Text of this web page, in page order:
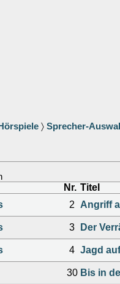
Hörspiele 〉 Sprecher-
Nr. Titel
2 Angriff
3 Der
4 Jagd
30 Bis in